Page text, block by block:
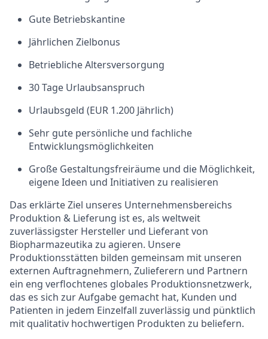
Gute Betriebskantine
Jährlichen Zielbonus
Betriebliche Altersversorgung
30 Tage Urlaubsanspruch
Urlaubsgeld (EUR 1.200 Jährlich)
Sehr gute persönliche und fachliche
Entwicklungsmöglichkeiten
Große Gestaltungsfreiräume und die Möglichkeit,
eigene Ideen und Initiativen zu realisieren
Das erklärte Ziel unseres Unternehmensbereichs
Produktion & Lieferung ist es, als weltweit
zuverlässigster Hersteller und Lieferant von
Biopharmazeutika zu agieren. Unsere
Produktionsstätten bilden gemeinsam mit unseren
externen Auftragnehmern, Zulieferern und Partnern
ein eng verflochtenes globales Produktionsnetzwerk,
das es sich zur Aufgabe gemacht hat, Kunden und
Patienten in jedem Einzelfall zuverlässig und pünktlich
mit qualitativ hochwertigen Produkten zu beliefern.